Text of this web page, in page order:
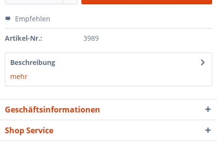
Empfehlen
Artikel-Nr.: 3989
Beschreibung
mehr
Geschäftsinformationen
Shop Service